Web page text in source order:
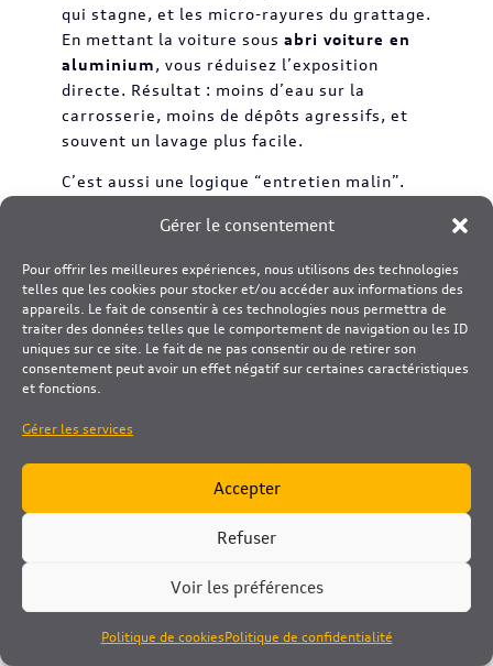
Gérer le consentement
Pour offrir les meilleures expériences, nous utilisons des technologies
telles que les cookies pour stocker et/ou accéder aux informations des
appareils. Le fait de consentir à ces technologies nous permettra de
traiter des données telles que le comportement de navigation ou les ID
uniques sur ce site. Le fait de ne pas consentir ou de retirer son
consentement peut avoir un effet négatif sur certaines caractéristiques
et fonctions.
Gérer les services
Accepter
Refuser
Voir les préférences
Politique de cookiesPolitique de confidentialité
qui stagne, et les micro-rayures du grattage.
En mettant la voiture sous abri voiture en
aluminium, vous réduisez l’exposition
directe. Résultat : moins d’eau sur la
carrosserie, moins de dépôts agressifs, et
souvent un lavage plus facile.
C’est aussi une logique “entretien malin”.
peinture, et vous limitez les cycles gel/dégel
auto vous aide à conserver un véhicule plus
propre et à retarder l’apparition de
corrosion, surtout si vous roulez sur routes
salées.
Et le carport lui-même ? Un
aluminium
d’eau. Rien à voir avec une structure qui
vous profitez saison après saison.
Conclusion